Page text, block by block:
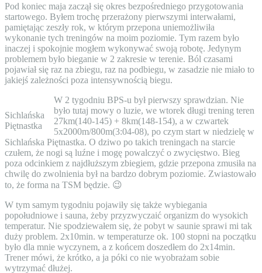
Pod koniec maja zaczął się okres bezpośredniego przygotowania
startowego. Byłem trochę przerażony pierwszymi interwałami,
pamiętając zeszły rok, w którym przepona uniemożliwiła
wykonanie tych treningów na moim poziomie. Tym razem było
inaczej i spokojnie mogłem wykonywać swoją robotę. Jedynym
problemem było bieganie w 2 zakresie w terenie. Ból czasami
pojawiał się raz na zbiegu, raz na podbiegu, w zasadzie nie miało to
jakiejś zależności poza intensywnością biegu.
Sichlańska
Piętnastka
W 2 tygodniu BPS-u był pierwszy sprawdzian. Nie
było tutaj mowy o luzie, we wtorek długi trening teren
27km(140-145) + 8km(148-154), a w czwartek
5x2000m/800m(3:04-08), po czym start w niedzielę w
Sichlańska Piętnastka. O dziwo po takich treningach na starcie
czułem, że nogi są luźne i mogę powalczyć o zwycięstwo. Bieg
poza odcinkiem z najdłuższym zbiegiem, gdzie przepona zmusiła na
chwilę do zwolnienia był na bardzo dobrym poziomie. Zwiastowało
to, że forma na TSM będzie. 😉
W tym samym tygodniu pojawiły się także wybiegania
popołudniowe i sauna, żeby przyzwyczaić organizm do wysokich
temperatur. Nie spodziewałem się, że pobyt w saunie sprawi mi tak
duży problem. 2x10min. w temperaturze ok. 100 stopni na początku
było dla mnie wyczynem, a z końcem doszedłem do 2x14min.
Trener mówi, że krótko, a ja póki co nie wyobrażam sobie
wytrzymać dłużej.